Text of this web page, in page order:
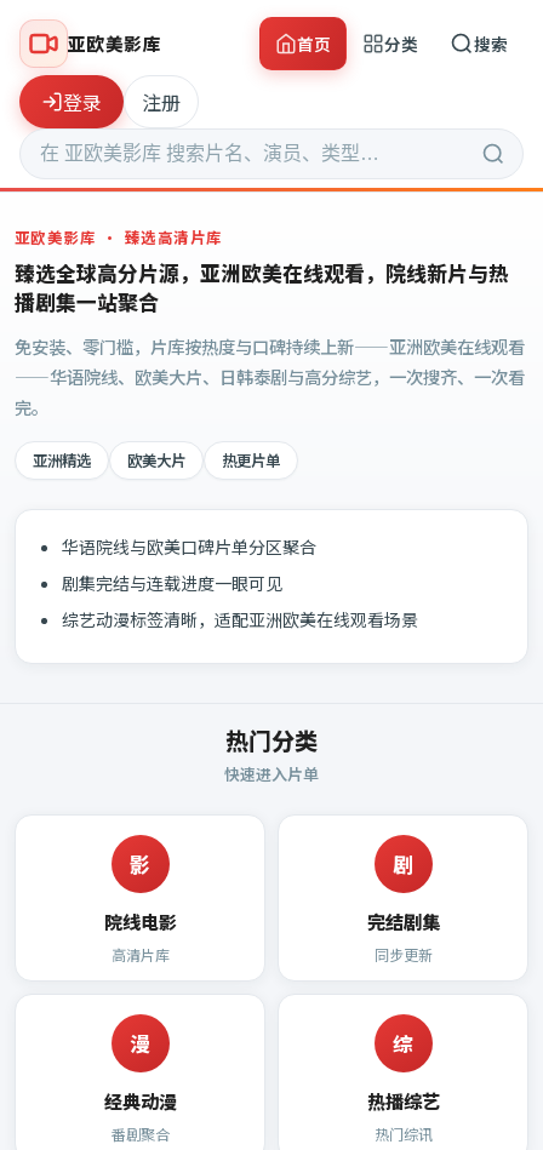
亚欧美影库 首页 分类 搜索
登录 注册
亚欧美影库 · 臻选高清片库
臻选全球高分片源，亚洲欧美在线观看，院线新片与热
播剧集一站聚合
免安装、零门槛，片库按热度与口碑持续上新——亚洲欧美在线观看
——华语院线、欧美大片、日韩泰剧与高分综艺，一次搜齐、一次看
完。
亚洲精选 欧美大片 热更片单
华语院线与欧美口碑片单分区聚合
剧集完结与连载进度一眼可见
综艺动漫标签清晰，适配亚洲欧美在线观看场景
热门分类
快速进入片单
影
院线电影
高清片库
剧
完结剧集
同步更新
漫
经典动漫
番剧聚合
综
热播综艺
热门综讯